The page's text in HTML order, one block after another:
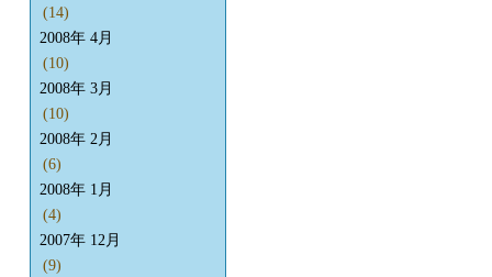
(14)
2008年 4月
(10)
2008年 3月
(10)
2008年 2月
(6)
2008年 1月
(4)
2007年 12月
(9)